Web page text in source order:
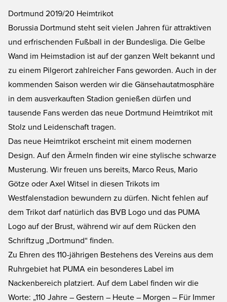
Dortmund 2019/20 Heimtrikot
Borussia Dortmund steht seit vielen Jahren für attraktiven
und erfrischenden Fußball in der Bundesliga. Die Gelbe
Wand im Heimstadion ist auf der ganzen Welt bekannt und
zu einem Pilgerort zahlreicher Fans geworden. Auch in der
kommenden Saison werden wir die Gänsehautatmosphäre
in dem ausverkauften Stadion genießen dürfen und
tausende Fans werden das neue Dortmund Heimtrikot mit
Stolz und Leidenschaft tragen.
Das neue Heimtrikot erscheint mit einem modernen
Design. Auf den Ärmeln finden wir eine stylische schwarze
Musterung. Wir freuen uns bereits, Marco Reus, Mario
Götze oder Axel Witsel in diesen Trikots im
Westfalenstadion bewundern zu dürfen. Nicht fehlen auf
dem Trikot darf natürlich das BVB Logo und das PUMA
Logo auf der Brust, während wir auf dem Rücken den
Schriftzug „Dortmund“ finden.
Zu Ehren des 110-jährigen Bestehens des Vereins aus dem
Ruhrgebiet hat PUMA ein besonderes Label im
Nackenbereich platziert. Auf dem Label finden wir die
Worte: „110 Jahre – Gestern – Heute – Morgen – Für Immer